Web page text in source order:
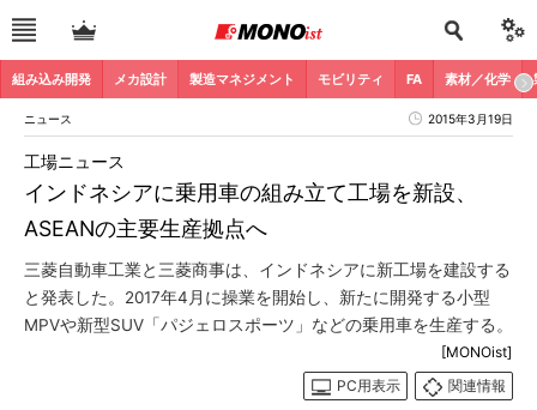
組み込み開発 メカ設計 製造マネジメント モビリティ FA 素材／化学
ニュース 2015年3月19日
インドネシアに乗用車の組み立て工場を新設、
ASEANの主要生産拠点へ
工場ニュース
三菱自動車工業と三菱商事は、インドネシアに新工場を建設する
と発表した。2017年4月に操業を開始し、新たに開発する小型
MPVや新型SUV「パジェロスポーツ」などの乗用車を生産する。
[MONOist]
PC用表示
関連情報